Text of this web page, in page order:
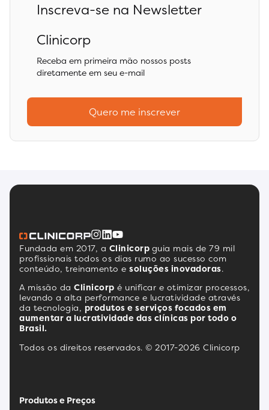
Inscreva-se na Newsletter
Clinicorp
Receba em primeira mão nossos posts
diretamente em seu e-mail
Quero me inscrever
Fundada em 2017, a Clinicorp guia mais de 79 mil
profissionais todos os dias rumo ao sucesso com
conteúdo, treinamento e soluções inovadoras.
A missão da Clinicorp é unificar e otimizar processos,
levando a alta performance e lucratividade através
da tecnologia, produtos e serviços focados em
aumentar a lucratividade das clínicas por todo o
Brasil.
Todos os direitos reservados. © 2017-2026 Clinicorp
Produtos e Preços